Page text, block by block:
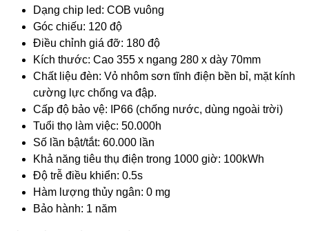
Dạng chip led: COB vuông
Góc chiếu: 120 độ
Điều chỉnh giá đỡ: 180 độ
Kích thước: Cao 355 x ngang 280 x dày 70mm
Chất liệu đèn: Vỏ nhôm sơn tĩnh điện bền bỉ, mặt kính
cường lực chống va đập.
Cấp độ bảo vệ: IP66 (chống nước, dùng ngoài trời)
Tuổi thọ làm việc: 50.000h
Số lần bật/tắt: 60.000 lần
Khả năng tiêu thụ điện trong 1000 giờ: 100kWh
Độ trễ điều khiển: 0.5s
Hàm lượng thủy ngân: 0 mg
Bảo hành: 1 năm